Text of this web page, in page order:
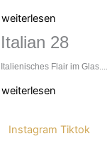
weiterlesen
Italian 28
Italienisches Flair im Glas....
weiterlesen
Instagram Tiktok